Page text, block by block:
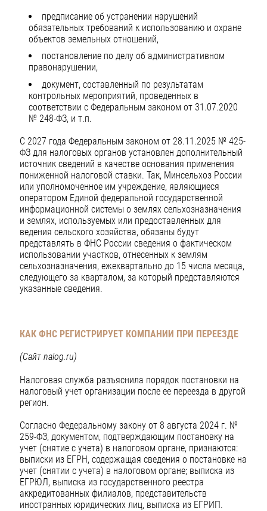
предписание об устранении нарушений
обязательных требований к использованию и охране
объектов земельных отношений,
постановление по делу об административном
правонарушении,
документ, составленный по результатам
контрольных мероприятий, проведенных в
соответствии с Федеральным законом от 31.07.2020
№ 248-ФЗ, и т.п.
С 2027 года Федеральным законом от 28.11.2025 № 425-
ФЗ для налоговых органов установлен дополнительный
источник сведений в качестве основания применения
пониженной налоговой ставки. Так, Минсельхоз России
или уполномоченное им учреждение, являющиеся
оператором Единой федеральной государственной
информационной системы о землях сельхозназначения
и землях, используемых или предоставленных для
ведения сельского хозяйства, обязаны будут
представлять в ФНС России сведения о фактическом
использовании участков, отнесенных к землям
сельхозназначения, ежеквартально до 15 числа месяца,
следующего за кварталом, за который представляются
указанные сведения.
КАК ФНС РЕГИСТРИРУЕТ КОМПАНИИ ПРИ ПЕРЕЕЗДЕ
(Сайт nalog.ru)
Налоговая служба разъяснила порядок постановки на
налоговый учет организации после ее переезда в другой
регион.
Согласно Федеральному закону от 8 августа 2024 г. №
259-ФЗ, документом, подтверждающим постановку на
учет (снятие с учета) в налоговом органе, признаются:
выписки из ЕГРН, содержащая сведения о постановке на
учет (снятии с учета) в налоговом органе; выписка из
ЕГРЮЛ, выписка из государственного реестра
аккредитованных филиалов, представительств
иностранных юридических лиц, выписка из ЕГРИП.